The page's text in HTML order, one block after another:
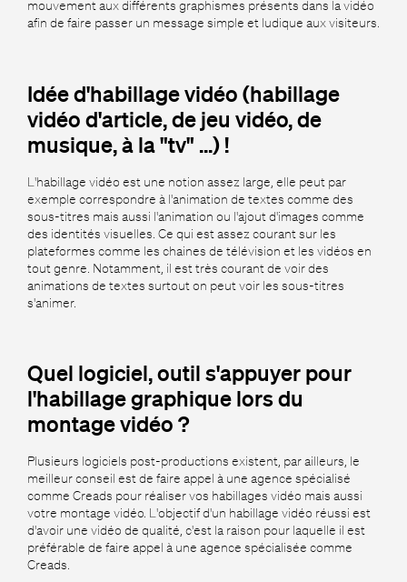
mouvement aux différents graphismes présents dans la vidéo
afin de faire passer un message simple et ludique aux visiteurs.
Idée d'habillage vidéo (habillage
vidéo d'article, de jeu vidéo, de
musique, à la "tv" ...) !
L'habillage vidéo est une notion assez large, elle peut par
exemple correspondre à l'animation de textes comme des
sous-titres mais aussi l'animation ou l'ajout d'images comme
des identités visuelles. Ce qui est assez courant sur les
plateformes comme les chaines de télévision et les vidéos en
tout genre. Notamment, il est très courant de voir des
animations de textes surtout on peut voir les sous-titres
s'animer.
Quel logiciel, outil s'appuyer pour
l'habillage graphique lors du
montage vidéo ?
Plusieurs logiciels post-productions existent, par ailleurs, le
meilleur conseil est de faire appel à une agence spécialisé
comme Creads pour réaliser vos habillages vidéo mais aussi
votre montage vidéo. L'objectif d'un habillage vidéo réussi est
d'avoir une vidéo de qualité, c'est la raison pour laquelle il est
préférable de faire appel à une agence spécialisée comme
Creads.